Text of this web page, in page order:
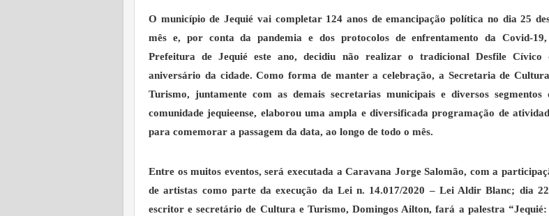
O município de Jequié vai completar 124 anos de emancipação política no dia 25
mês e, por conta da pandemia e dos protocolos de enfrentamento da Covid-
Prefeitura de Jequié este ano, decidiu não realizar o tradicional Desfile Cívico
aniversário da cidade. Como forma de manter a celebração, a Secretaria de
Turismo, juntamente com as demais secretarias municipais e diversos segmentos
comunidade jequieense, elaborou uma ampla e diversificada programação de
para comemorar a passagem da data, ao longo de todo o mês.
Entre os muitos eventos, será executada a Caravana Jorge Salomão, com a
de artistas como parte da execução da Lei n. 14.017/2020 – Lei Aldir Blanc; dia
escritor e secretário de Cultura e Turismo, Domingos Ailton, fará a palestra “Jequié: